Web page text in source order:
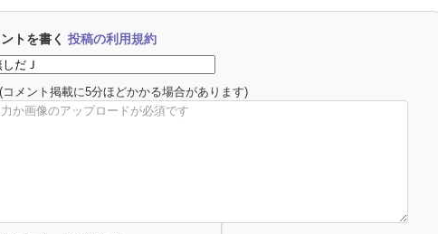
トを書く 投稿の利用規約
(コメント掲載に5分ほどかかる場合があります)